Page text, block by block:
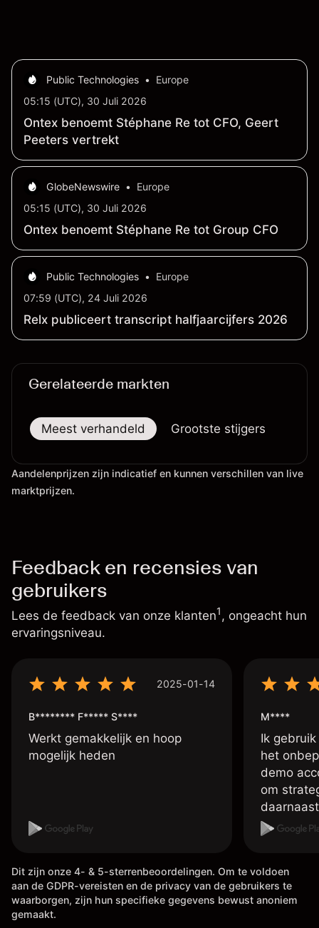
Public Technologies •
Europe
05:15 (UTC), 30 Juli 2026
Ontex benoemt Stéphane Re tot CFO, Geert
Peeters vertrekt
GlobeNewswire •
Europe
05:15 (UTC), 30 Juli 2026
Ontex benoemt Stéphane Re tot Group CFO
Public Technologies •
Europe
07:59 (UTC), 24 Juli 2026
Relx publiceert transcript halfjaarcijfers 2026
Gerelateerde markten
Meest verhandeld Grootste stijgers
Aandelenprijzen zijn indicatief en kunnen verschillen van live
marktprijzen.
Feedback en recensies van
gebruikers
Lees de feedback van onze klanten1, ongeacht hun
ervaringsniveau.
2025-01-14
B******** F***** S****
Werkt gemakkelijk en hoop
mogelijk heden
M****
Ik
het
demo
om
account
vele
betreft
Dit zijn onze 4- & 5-sterrenbeoordelingen. Om te voldoen
aan de GDPR-vereisten en de privacy van de gebruikers te
waarborgen, zijn hun specifieke gegevens bewust anoniem
gemaakt.